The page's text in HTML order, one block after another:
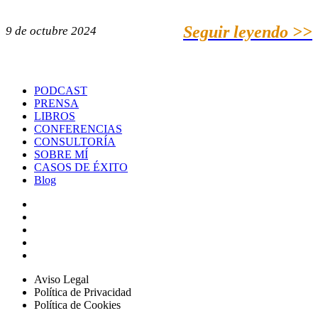
9 de octubre 2024 Seguir leyendo >>
PODCAST
PRENSA
LIBROS
CONFERENCIAS
CONSULTORÍA
SOBRE MÍ
CASOS DE ÉXITO
Blog
Aviso Legal
Política de Privacidad
Política de Cookies